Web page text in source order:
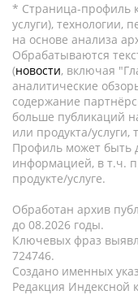
* Страница-профиль
услуги), технологии,
на основе анализа
Обрабатываются
(новости, включая
аналитические
содержание
больше публикаций
или продукта/
Профиль может быть
информацией, в т.ч.
продукте/услуге.
Обработан архив
до 08.2026 годы.
Ключевых фраз
724746.
Создано именных
Редакция Индексной